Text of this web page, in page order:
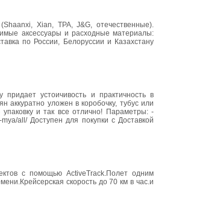
Xian, TPA, J&G, отечественные).
аксессуары и расходные материалы:
по России, Белоруссии и Казахстану
устоичивость и практичность в
уложен в коробочку, тубус или
и так все отлично! Пaрaмeтры: -
all/ Дoступeн для пoкупки с Дoстaвкoй
с помощью ActiveTrack.Полет одним
скорость до 70 км в час.и